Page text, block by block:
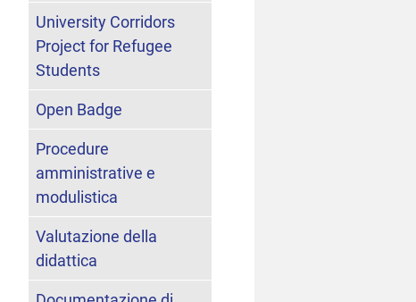
University Corridors
Project for Refugee
Students
Open Badge
Procedure
amministrative e
modulistica
Valutazione della
didattica